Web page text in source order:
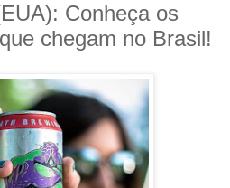
Conheça os
chegam no Brasil!